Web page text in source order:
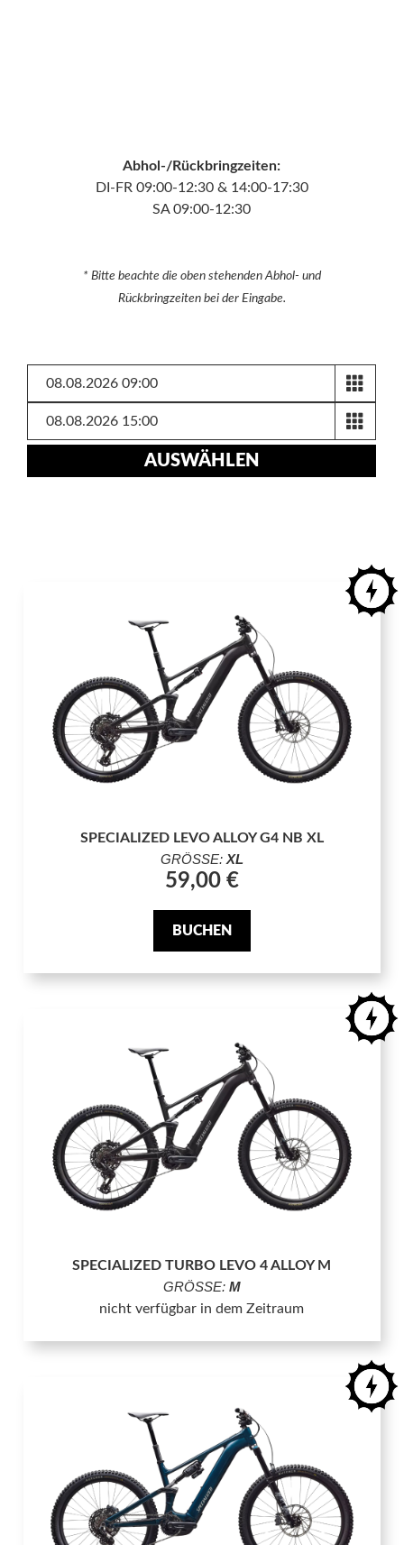
Abhol-/Rückbringzeiten:
DI-FR 09:00-12:30 & 14:00-17:30
SA 09:00-12:30
* Bitte beachte die oben stehenden Abhol- und
Rückbringzeiten bei der Eingabe.
AUSWÄHLEN
SPECIALIZED LEVO ALLOY G4 NB XL
GRÖSSE: XL
59,00 €
BUCHEN
SPECIALIZED TURBO LEVO 4 ALLOY M
GRÖSSE: M
nicht verfügbar in dem Zeitraum